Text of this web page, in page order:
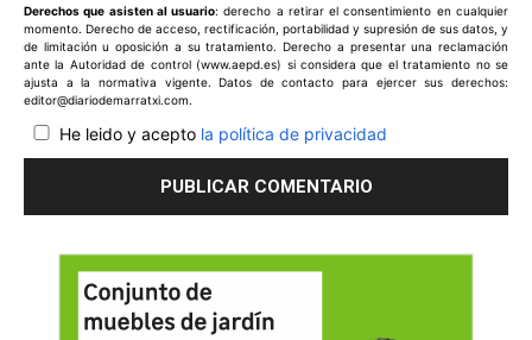
Derechos que asisten al usuario: derecho a retirar el consentimiento en cualquier
momento. Derecho de acceso, rectificación, portabilidad y supresión de sus datos, y
de limitación u oposición a su tratamiento. Derecho a presentar una reclamación
ante la Autoridad de control (www.aepd.es) si considera que el tratamiento no se
ajusta a la normativa vigente. Datos de contacto para ejercer sus derechos:
editor@diariodemarratxi.com.
He leido y acepto la política de privacidad